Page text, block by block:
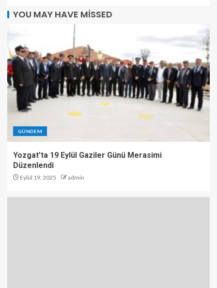
YOU MAY HAVE MISSED
GÜNDEM
Yozgat’ta 19 Eylül Gaziler Günü Merasimi
Düzenlendi
Eylül 19, 2025 admin